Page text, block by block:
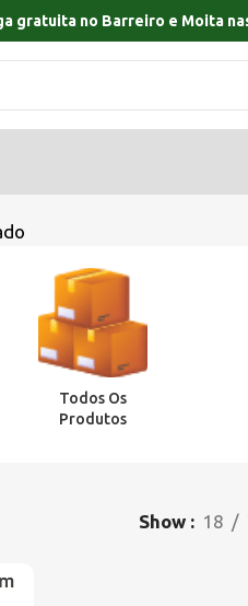
gratuita no Barreiro e Moita
Todos Os
Produtos
Show 18